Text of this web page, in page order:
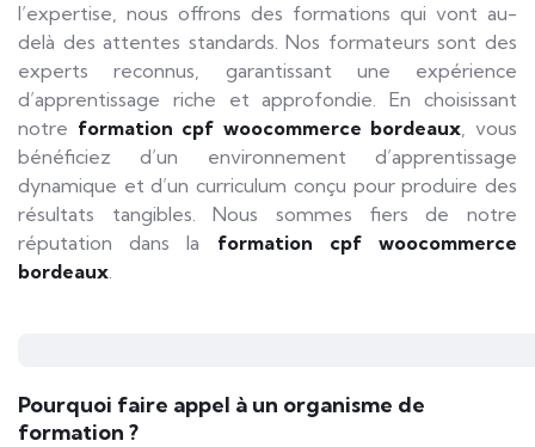
l’expertise, nous offrons des formations qui vont au-
delà des attentes standards. Nos formateurs sont des
experts reconnus, garantissant une expérience
d’apprentissage riche et approfondie. En choisissant
notre formation cpf woocommerce bordeaux, vous
bénéficiez d’un environnement d’apprentissage
dynamique et d’un curriculum conçu pour produire des
résultats tangibles. Nous sommes fiers de notre
réputation dans la formation cpf woocommerce
bordeaux.
Pourquoi faire appel à un organisme de
formation ?